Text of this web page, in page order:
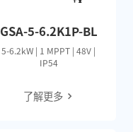
GSA-5-6.2K1P-BL
5-6.2kW | 1 MPPT | 48V |
IP54
了解更多